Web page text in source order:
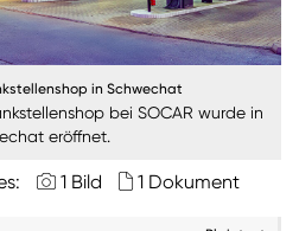
Medienmitteilungen
erhalten? Dann tragen Sie
Presseverteiler
der Presseverteiler
und nicht für
ist):
in Schwechat
bei SOCAR wurde in
eröffnet.
1 Bild 1 Dokument